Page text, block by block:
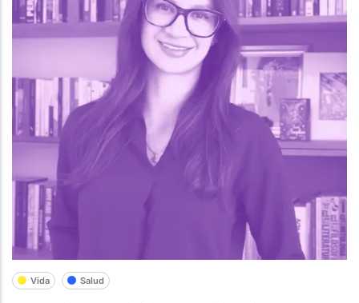
Vida Salud